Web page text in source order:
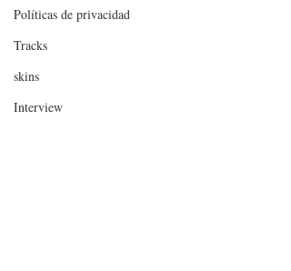
Políticas de privacidad
Tracks
skins
Interview